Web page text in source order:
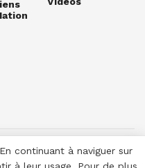
continuant à naviguer sur